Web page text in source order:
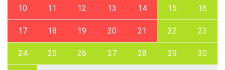
10 11 12 13 14 15 16
17 18 19 20 21 22 23
24 25 26 27 28 29 30